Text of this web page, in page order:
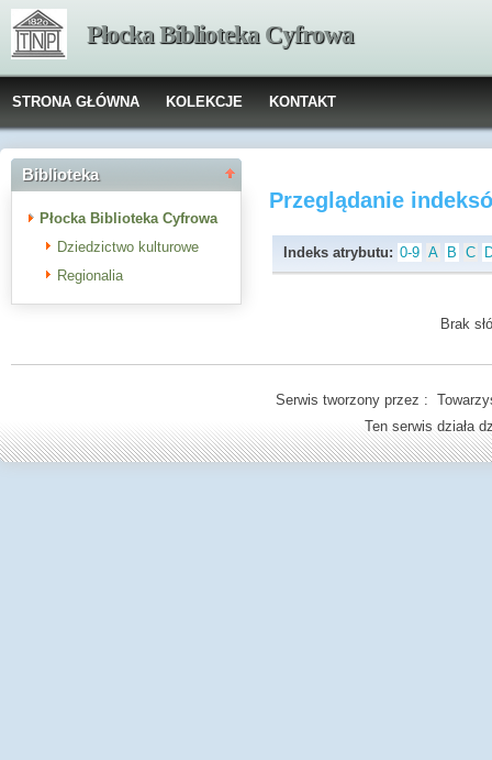
Płocka Biblioteka Cyfrowa
STRONA GŁÓWNA KOLEKCJE KONTAKT
Biblioteka
Płocka Biblioteka Cyfrowa
Dziedzictwo kulturowe
Regionalia
Przeglądanie
Indeks atrybutu: 0-9 A B C
Brak
Serwis tworzony przez :
Ten serwis działa